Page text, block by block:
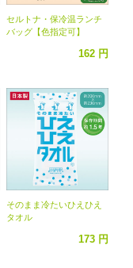
セルトナ・保冷温ランチ
バッグ【色指定可】
162 円
そのまま冷たいひえひえ
タオル
173 円